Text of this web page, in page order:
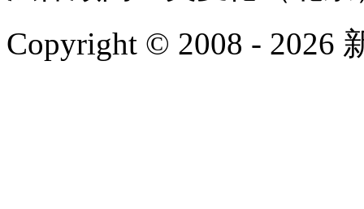
Copyright © 2008 - 2026